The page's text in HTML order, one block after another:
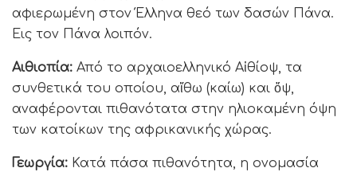
αφιερωμένη στον Έλληνα θεό των δασών Πάνα.
Εις τον Πάνα λοιπόν.
Αιθιοπία: Από το αρχαιοελληνικό Αἰθίοψ, τα
συνθετικά του οποίου, αἴθω (καίω) και ὄψ,
αναφέρονται πιθανότατα στην ηλιοκαμένη όψη
των κατοίκων της αφρικανικής χώρας.
Γεωργία: Κατά πάσα πιθανότητα, η ονομασία